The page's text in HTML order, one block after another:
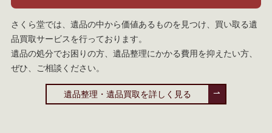
さくら堂では、遺品の中から価値あるものを見つけ、買い取る遺
品買取サービスを行っております。
遺品の処分でお困りの方、遺品整理にかかる費用を抑えたい方、
ぜひ、ご相談ください。
遺品整理・遺品買取を詳しく見る